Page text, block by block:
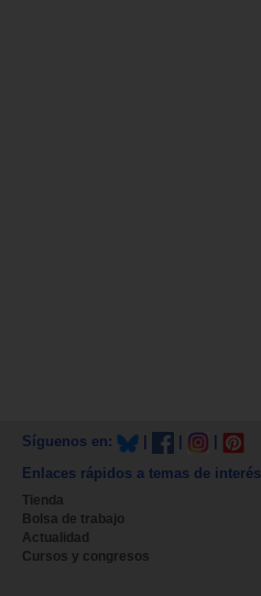
Síguenos en:
Enlaces rápidos a temas de interés
Tienda
Bolsa de trabajo
Actualidad
Cursos y congresos